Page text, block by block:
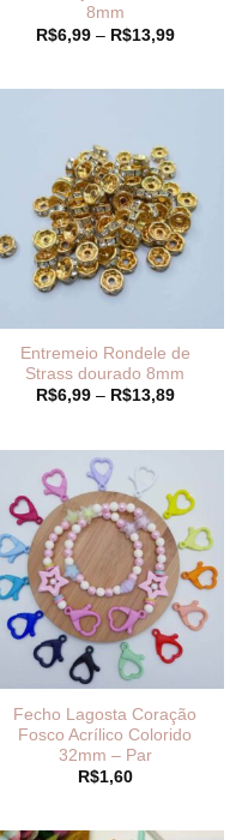
8mm
R$6,99 – R$13,99Faixa
Entremeio Rondele de
Strass dourado 8mm
R$6,99 – R$13,89Faixa
Fecho Lagosta Coração
Fosco Acrílico Colorido
32mm – Par
R$1,60